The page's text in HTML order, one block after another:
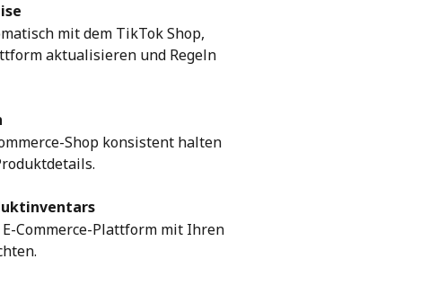
mit dem TikTok Shop,
aktualisieren und Regeln
Shop konsistent halten
Commerce-Plattform mit Ihren